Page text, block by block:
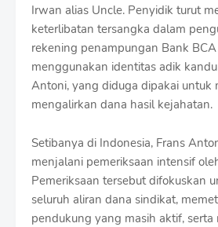
Irwan alias Uncle. Penyidik turut
keterlibatan tersangka dalam
rekening penampungan Bank
menggunakan identitas adik
Antoni, yang diduga dipakai untuk
mengalirkan dana hasil kejahatan.
Setibanya di Indonesia, Frans
menjalani pemeriksaan intensif
Pemeriksaan tersebut difokuskan
seluruh aliran dana sindikat,
pendukung yang masih aktif, serta